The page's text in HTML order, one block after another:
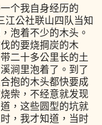
个我自身经历的
江公社联山四队当知
泡着不少的木头。
的要烧掆炭的木
二十多公里长的土
涧里泡着了。到了
抱的木头都快要成
柴，不经意就发现
，这些圆型的坑就
，我才知道，当时